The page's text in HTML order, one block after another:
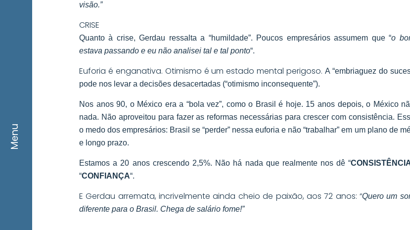
Menu
visão.”
CRISE
Quanto à crise, Gerdau ressalta a “humildade”. Poucos empresários assumem que “o
estava passando e eu não analisei tal e tal ponto“.
Euforia é enganativa. Otimismo é um estado mental perigoso. A “embriaguez do
pode nos levar a decisões desacertadas (“otimismo inconsequente”).
Nos anos 90, o México era a “bola vez”, como o Brasil é hoje. 15 anos depois, o México
nada. Não aproveitou para fazer as reformas necessárias para crescer com consistência.
o medo dos empresários: Brasil se “perder” nessa euforiae não “trabalhar” em um plano de
e longo prazo.
Estamos a 20 anos crescendo 2,5%. Não há nada que realmente nos dê “
“CONFIANÇA“.
E Gerdau arremata, incrivelmente ainda cheio de paixão, aos 72 anos: “Quero um
diferente para o Brasil. Chega de salário fome!”